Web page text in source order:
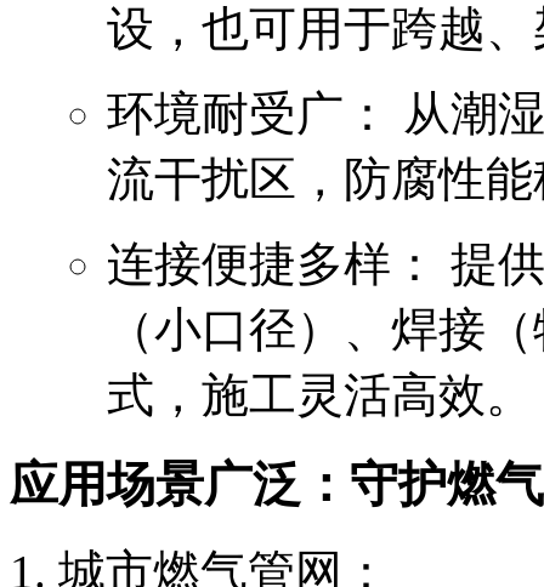
设，也可用于跨越
环境耐受广： 从潮
流干扰区，防腐性
连接便捷多样： 提
（小口径）、焊接
式，施工灵活高效。
应用场景广泛：守护燃
城市燃气管网：